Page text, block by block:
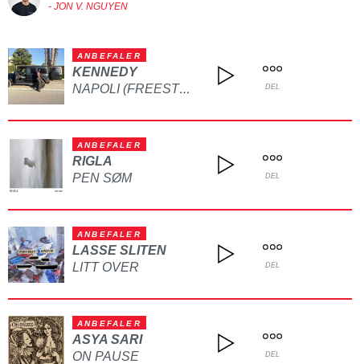
- JON V. NGUYEN
ANBEFALER
KENNEDY
NAPOLI (FREESTYLE) DEL
ANBEFALER
RIGLA
PEN SØM
DEL
ANBEFALER
LASSE SLITEN
LITT OVER
DEL
ANBEFALER
ASYA SARI
ON PAUSE
DEL